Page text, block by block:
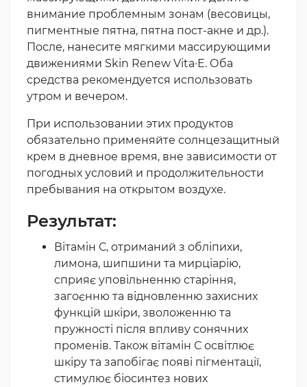
внимание проблемным зонам (весовицы,
пигментные пятна, пятна пост-акне и др.).
После, нанесите мягкими массирующими
движениями Skin Renew Vita·E. Оба
средства рекомендуется использовать
утром и вечером.
При использовании этих продуктов
обязательно применяйте солнцезащитный
крем в дневное время, вне зависимости от
погодных условий и продолжительности
пребывания на открытом воздухе.
Результат:
Вітамін С, отриманий з обліпихи,
лимона, шипшини та мирціарію,
сприяє уповільненню старіння,
загоєнню та відновленню захисних
функцій шкіри, зволоженню та
пружності після впливу сонячних
променів. Також вітамін С освітлює
шкіру та запобігає появі пігментації,
стимулює біосинтез нових